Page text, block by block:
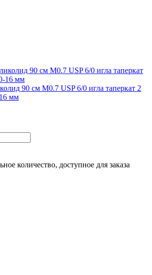
90 см М0.7 USP 6/0 игла таперкат 2
мм
количество, доступное для заказа